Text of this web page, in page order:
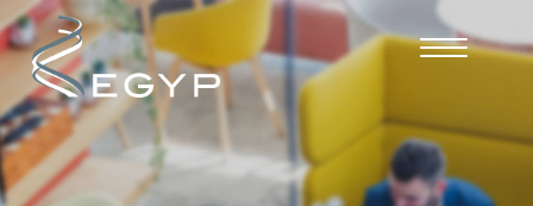
Cookies management panel